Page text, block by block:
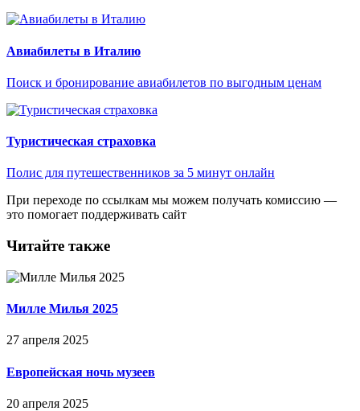
Авиабилеты в Италию
Поиск и бронирование авиабилетов по выгодным ценам
Туристическая страховка
Полис для путешественников за 5 минут онлайн
При переходе по ссылкам мы можем получать комиссию —
это помогает поддерживать сайт
Читайте также
Милле Милья 2025
27 апреля 2025
Европейская ночь музеев
20 апреля 2025